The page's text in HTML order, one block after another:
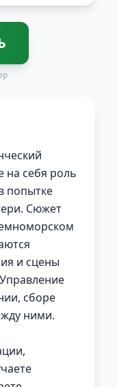
на себя роль
попытке
Сюжет
и сцены
сборе
ними.